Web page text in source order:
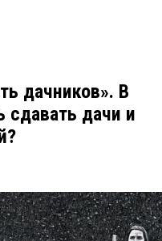
дачников». В
сдавать дачи и